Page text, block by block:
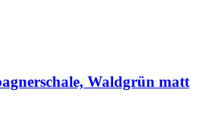
Waldgrün matt